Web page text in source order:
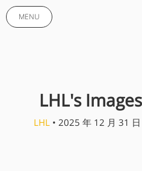
MENU
LHL's
LHL • 2025 年 12 月 31